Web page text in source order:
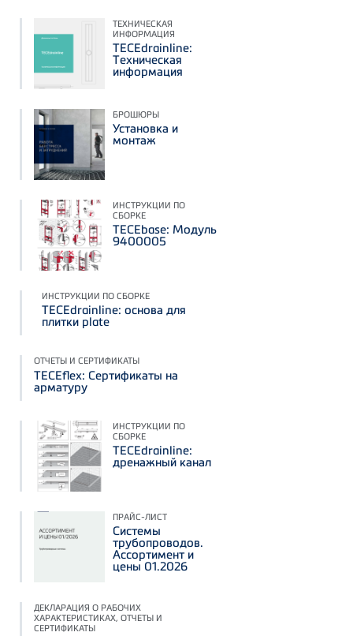
ТЕХНИЧЕСКАЯ
ИНФОРМАЦИЯ
TECEdrainline:
Техническая
информация
БРОШЮРЫ
Установка и
монтаж
ИНСТРУКЦИИ ПО
СБОРКЕ
TECEbase: Модуль
9400005
ИНСТРУКЦИИ ПО СБОРКЕ
TECEdrainline: основа для
плитки plate
ОТЧЕТЫ И СЕРТИФИКАТЫ
ТЕСЕflex: Сертификаты на
арматуру
ИНСТРУКЦИИ ПО
СБОРКЕ
TECEdrainline:
дренажный канал
ПРАЙС-ЛИСТ
Системы
трубопроводов.
Ассортимент и
цены 01.2026
ДЕКЛАРАЦИЯ О РАБОЧИХ
ХАРАКТЕРИСТИКАХ, ОТЧЕТЫ И
СЕРТИФИКАТЫ